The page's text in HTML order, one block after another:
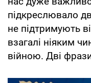
підкреслювало
не підтримують
взагалі ніяким
війною. Дві